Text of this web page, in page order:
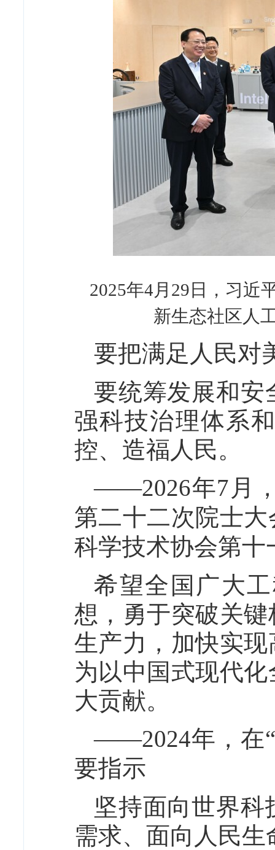
2025年4月29日，习近
新生态社区人
要把满足人民对
要统筹发展和安
强科技治理体系
控、造福人民。
——2026年7月
第二十二次院士
科学技术协会第
希望全国广大
想，勇于突破关
生产力，加快实
为以中国式现代
大贡献。
——2024年，在“
要指示
坚持面向世界
需求、面向人民